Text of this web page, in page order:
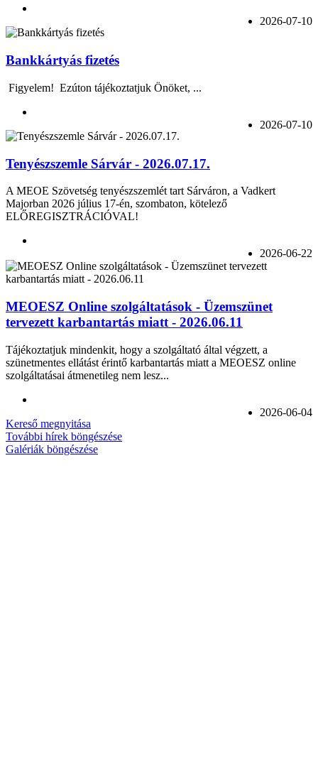
2026-07-10
Bankkártyás fizetés
Figyelem! Ezúton tájékoztatjuk Önöket, ...
2026-07-10
Tenyészszemle Sárvár - 2026.07.17.
A MEOE Szövetség tenyészszemlét tart Sárváron, a Vadkert
Majorban 2026 július 17-én, szombaton, kötelező
ELŐREGISZTRÁCIÓVAL!
2026-06-22
MEOESZ Online szolgáltatások - Üzemszünet
tervezett karbantartás miatt - 2026.06.11
Tájékoztatjuk mindenkit, hogy a szolgáltató által végzett, a
szünetmentes ellátást érintő karbantartás miatt a MEOESZ online
szolgáltatásai átmenetileg nem lesz...
2026-06-04
Kereső megnyitása
További hírek böngészése
Galériák böngészése